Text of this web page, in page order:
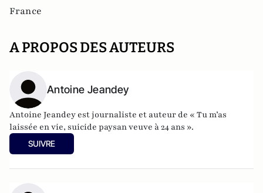
France
A PROPOS DES AUTEURS
Antoine Jeandey
Antoine Jeandey est journaliste et auteur de « Tu m’as
laissée en vie, suicide paysan veuve à 24 ans ».
SUIVRE